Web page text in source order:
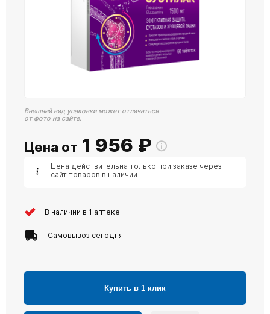
Внешний вид упаковки может отличаться
от фото на сайте.
Цена от 1 956 ₽
Цена действительна только при заказе через
сайт товаров в наличии
В наличии в 1 аптеке
Самовывоз сегодня
Купить в 1 клик